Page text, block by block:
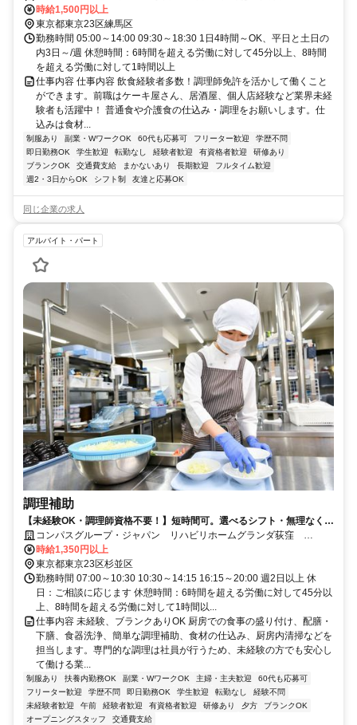
線 下井草北口徒歩約14分、西武池袋線/西武有楽町線 練馬高野台南口
徒歩約15分
時給1,500円以上
東京都東京23区練馬区
勤務時間 05:00～14:00 09:30～18:30 1日4時間～OK、平日と土日の
内3日～/週 休憩時間：6時間を超える労働に対して45分以上、8時間
を超える労働に対して1時間以上
仕事内容 仕事内容 飲食経験者多数！調理師免許を活かして働くこと
ができます。前職はケーキ屋さん、居酒屋、個人店経験など業界未経
験者も活躍中！ 普通食や介護食の仕込み・調理をお願いします。仕
込みは食材...
制服あり 副業・WワークOK 60代も応募可 フリーター歓迎
学歴不問
即日勤務OK
学生歓迎 転勤なし 経験者歓迎 有資格者歓迎
研修あり
ブランクOK
交通費支給 まかないあり 長期歓迎
フルタイム歓迎
週2・3日からOK
シフト制 友達と応募OK
同じ企業の求人
アルバイト・パート
調理補助
【未経験OK・調理師資格不要！】短時間可。選べるシフト・無理なく安
定ワーク！
コンパスグループ・ジャパン リハビリホームグランダ荻窪
39715_p
時給1,350円以上
東京都東京23区杉並区
勤務時間 07:00～10:30 10:30～14:15 16:15～20:00 週2日以上 休
日：ご相談に応じます 休憩時間：6時間を超える労働に対して45分以
上、8時間を超える労働に対して1時間以...
仕事内容 未経験、ブランクありOK 厨房での食事の盛り付け、配膳・
下膳、食器洗浄、簡単な調理補助、食材の仕込み、厨房内清掃などを
担当します。専門的な調理は社員が行うため、未経験の方でも安心し
て働ける業...
制服あり 扶養内勤務OK 副業・WワークOK 主婦・主夫歓迎
60代も応募可
フリーター歓迎
学歴不問 即日勤務OK 学生歓迎 転勤なし
経験不問
未経験者歓迎
午前 経験者歓迎 有資格者歓迎 研修あり 夕方
ブランクOK
オープニングスタッフ
交通費支給